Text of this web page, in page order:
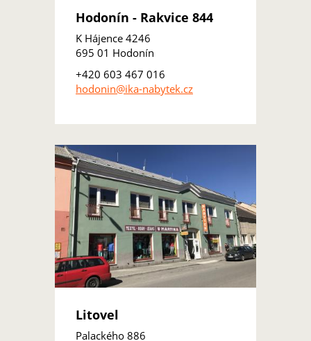
Hodonín - Rakvice 844
K Hájence 4246
695 01 Hodonín
+420 603 467 016
hodonin@ika-nabytek.cz
Litovel
Palackého 886